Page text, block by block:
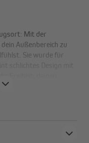
Mit der
Außenbereich zu
Sie wurde für
zu gestalten. Wie